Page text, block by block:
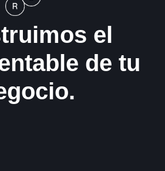
el
de tu